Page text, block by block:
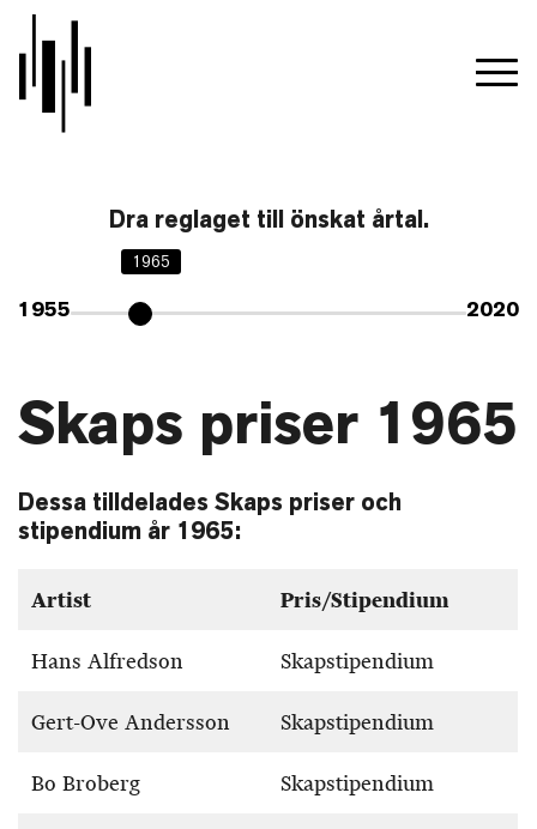
Dra reglaget till önskat årtal.
1955
1965
2020
Skaps priser 1965
Dessa tilldelades Skaps priser och
stipendium år 1965:
Artist Pris/Stipendium
Hans Alfredson Skapstipendium
Gert-Ove Andersson Skapstipendium
Bo Broberg Skapstipendium